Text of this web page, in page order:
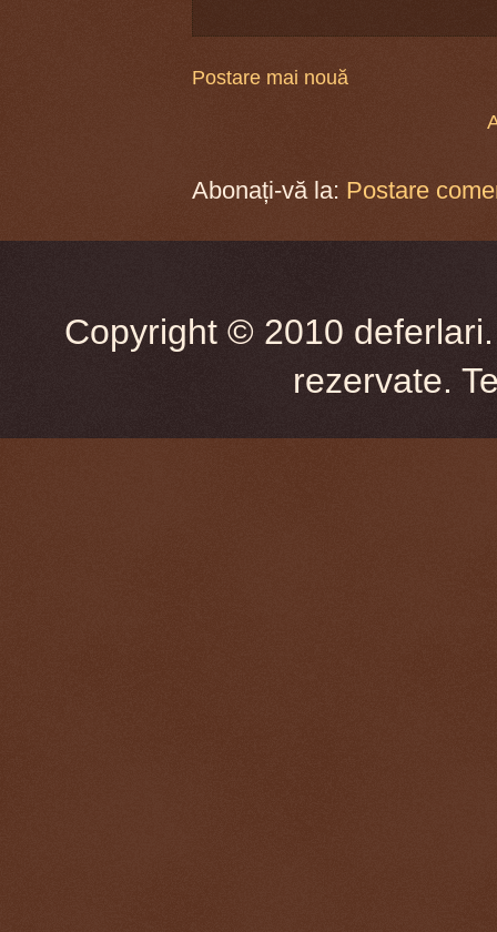
Postare mai nouă
Abonați-vă la: Postare
Copyright © 2010
rezervate.